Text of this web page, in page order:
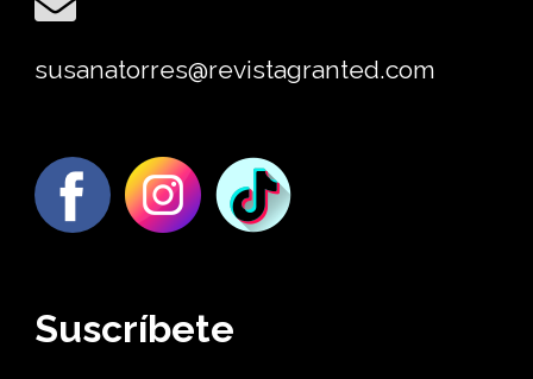
susanatorres@revistagranted.com
Suscríbete